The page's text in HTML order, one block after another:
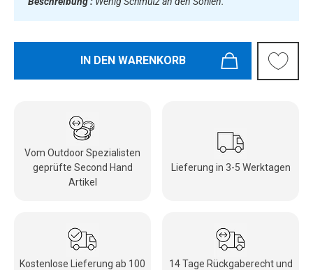
IN DEN WARENKORB
Vom Outdoor Spezialisten
geprüfte Second Hand
Artikel
Lieferung in 3-5 Werktagen
Kostenlose Lieferung ab 100
14 Tage Rückgaberecht und